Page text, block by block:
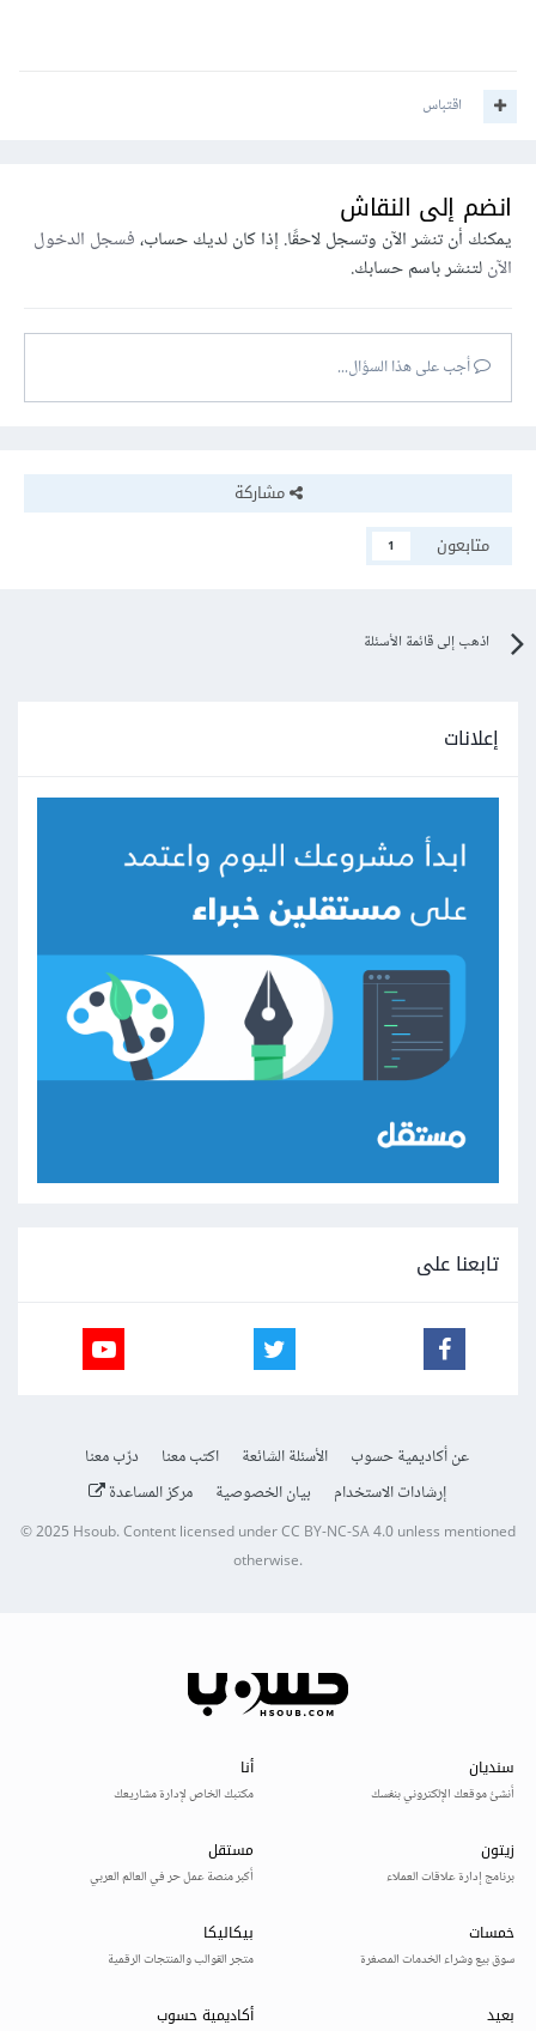
اقتباس
انضم إلى النقاش
يمكنك أن تنشر الآن وتسجل لاحقًا. إذا كان لديك حساب،فسجل الدخول
الآنلتنشر باسم حسابك.
أجب على هذا السؤال...
مشاركة
متابعون
1
اذهب إلى قائمة الأسئلة
إعلانات
تابعنا على
عن أكاديمية حسوب الأسئلة الشائعة اكتب معنا
درّب معنا
إرشادات الاستخدام
بيان الخصوصية مركز المساعدة
© 2025Hsoub.Content licensed underCC BY-NC-SA 4.0unless mentioned
otherwise.